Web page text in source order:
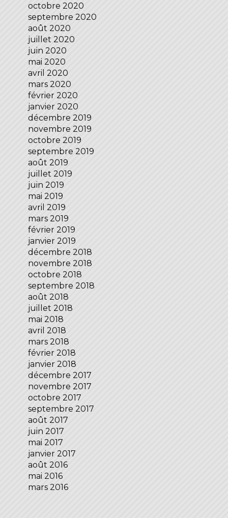
octobre 2020
septembre 2020
août 2020
juillet 2020
juin 2020
mai 2020
avril 2020
mars 2020
février 2020
janvier 2020
décembre 2019
novembre 2019
octobre 2019
septembre 2019
août 2019
juillet 2019
juin 2019
mai 2019
avril 2019
mars 2019
février 2019
janvier 2019
décembre 2018
novembre 2018
octobre 2018
septembre 2018
août 2018
juillet 2018
mai 2018
avril 2018
mars 2018
février 2018
janvier 2018
décembre 2017
novembre 2017
octobre 2017
septembre 2017
août 2017
juin 2017
mai 2017
janvier 2017
août 2016
mai 2016
mars 2016